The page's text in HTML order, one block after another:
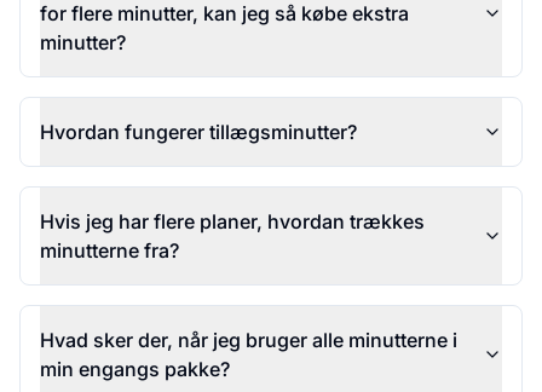
for flere minutter, kan jeg så købe ekstra
minutter?
Hvordan fungerer tillægsminutter?
Hvis jeg har flere planer, hvordan trækkes
minutterne fra?
Hvad sker der, når jeg bruger alle minutterne i
min engangs pakke?